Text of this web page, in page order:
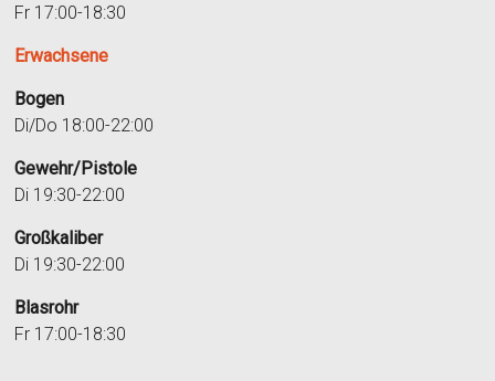
Fr 17:00-18:30
Erwachsene
Bogen
Di/Do 18:00-22:00
Gewehr/Pistole
Di 19:30-22:00
Großkaliber
Di 19:30-22:00
Blasrohr
Fr 17:00-18:30